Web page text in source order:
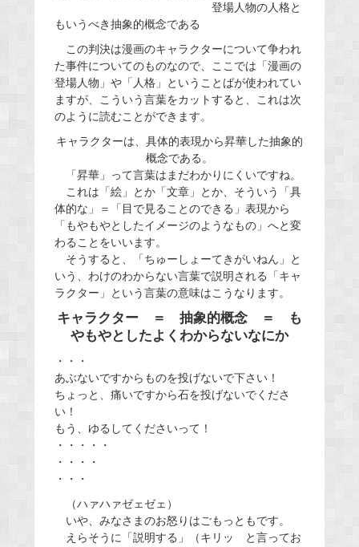
登場人物の人格と
もいうべき抽象的概念である
この判決は漫画のキャラクターについて争われ
た事件についてのものなので、ここでは「漫画の
登場人物」や「人格」ということばが使われてい
ますが、こういう言葉をカットすると、これは次
のように読むことができます。
キャラクターは、具体的表現から昇華した抽象的
概念である。
「昇華」って言葉はまだわかりにくいですね。
これは「絵」とか「文章」とか、そういう「具
体的な」＝「目で見ることのできる」表現から
「もやもやとしたイメージのようなもの」へと変
わることをいいます。
そうすると、「ちゅーしょーてきがいねん」と
いう、わけのわからない言葉で説明される「キャ
ラクター」という言葉の意味はこうなります。
キャラクター ＝ 抽象的概念 ＝ も
やもやとしたよくわからないなにか
・・・
あぶないですからものを投げないで下さい！
ちょっと、痛いですから石を投げないでくださ
い！
もう、ゆるしてくださいって！
・・・・・
・・・・
・・・
（ハァハァゼェゼェ）
いや、みなさまのお怒りはごもっともです。
えらそうに「説明する」（キリッ と言ってお